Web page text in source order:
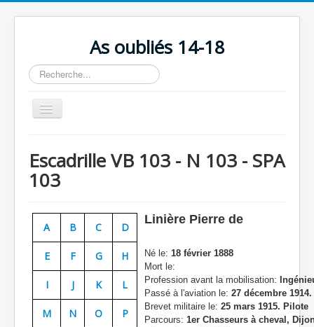
As oubliés 14-18
Rechercher
Basculer
la
Chronologie
Escadrilles
Organisation
Avions
Personnels
Formation
Doctrines
Escadrille VB 103 - N 103 - SPA
103
A B C D
E F G H
I J K L
M N O P
Linière Pierre de
Né le: 18 février 1888
Mort le:
Profession avant la mobilisation:
Passé à l'aviation le: 27 décembre
Brevet militaire le: 25 mars 1915. Pilote
Parcours: 1er Chasseurs à cheval,